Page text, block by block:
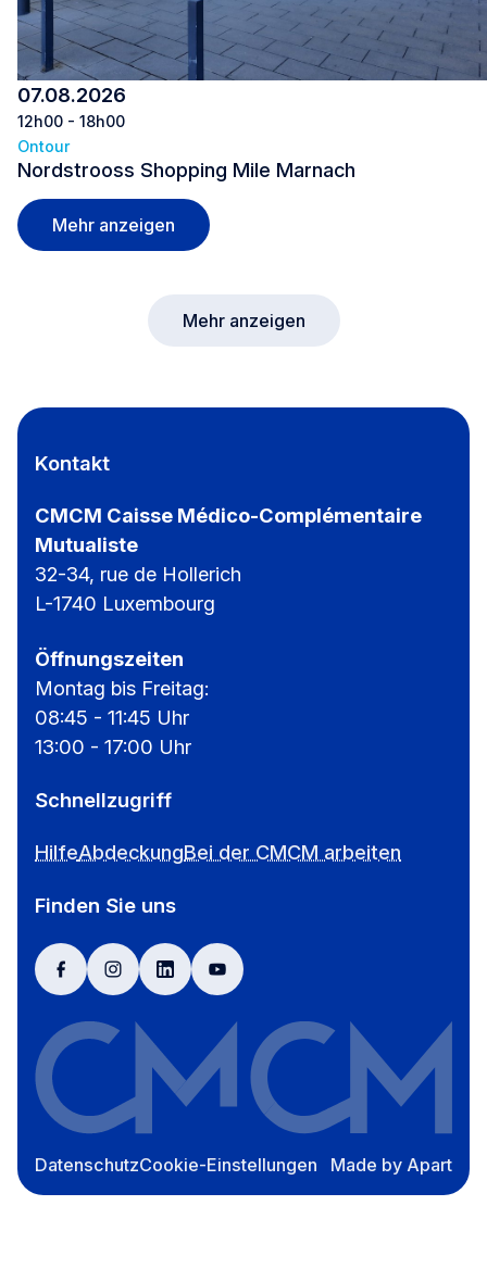
Nordstrooss Shopping Mile Marnach
Ontour
07.08.2026
12h00 - 18h00
Mehr anzeigen Nordstrooss Shopping Mile Marnach
Mehr anzeigen
Kontakt
CMCM Caisse Médico-Complémentaire
Mutualiste
32-34, rue de Hollerich
L-1740 Luxembourg
Öffnungszeiten
Montag bis Freitag:
08:45 - 11:45 Uhr
13:00 - 17:00 Uhr
Schnellzugriff
HilfeAbdeckungBei der CMCM arbeiten
Finden Sie uns
facebookinstagramlinkedinyoutube
DatenschutzCookie-Einstellungen Made by Apart